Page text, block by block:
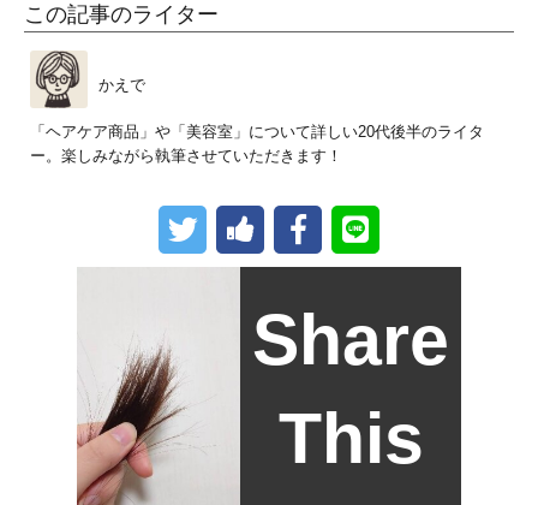
この記事のライター
かえで
「ヘアケア商品」や「美容室」について詳しい20代後半のライタ
ー。楽しみながら執筆させていただきます！
Share
This